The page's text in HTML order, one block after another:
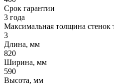
Срок гарантии
3 года
Максимальная толщина стенок
3
Длина, мм
820
Ширина, мм
590
Высота, мм